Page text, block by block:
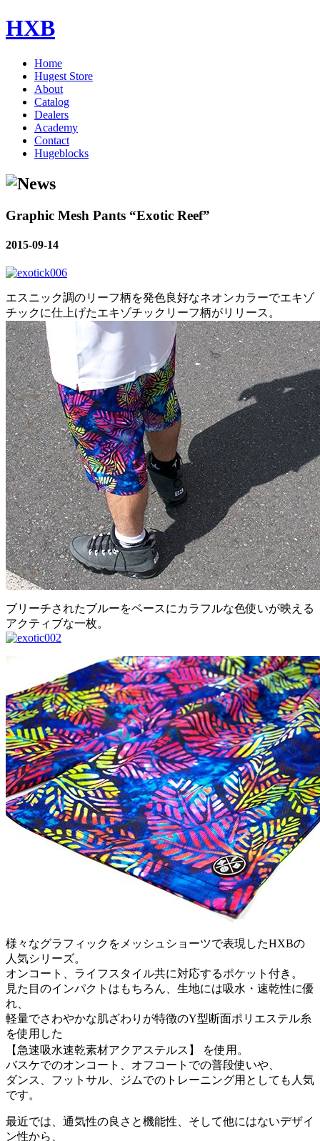
HXB
Home
Hugest Store
About
Catalog
Dealers
Academy
Contact
Hugeblocks
Graphic Mesh Pants “Exotic Reef”
2015-09-14
エスニック調のリーフ柄を発色良好なネオンカラーでエキゾ
チックに仕上げたエキゾチックリーフ柄がリリース。
ブリーチされたブルーをベースにカラフルな色使いが映える
アクティブな一枚。
様々なグラフィックをメッシュショーツで表現したHXBの
人気シリーズ。
オンコート、ライフスタイル共に対応するポケット付き。
見た目のインパクトはもちろん、生地には吸水・速乾性に優
れ、
軽量でさわやかな肌ざわりが特徴のY型断面ポリエステル糸
を使用した
【急速吸水速乾素材アクアステルス】 を使用。
バスケでのオンコート、オフコートでの普段使いや、
ダンス、フットサル、ジムでのトレーニング用としても人気
です。
最近では、通気性の良さと機能性、そして他にはないデザイ
ン性から、